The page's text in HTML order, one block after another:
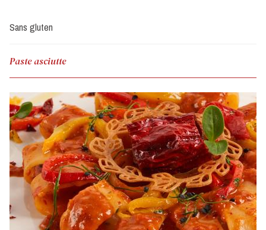
Sans gluten
Paste asciutte